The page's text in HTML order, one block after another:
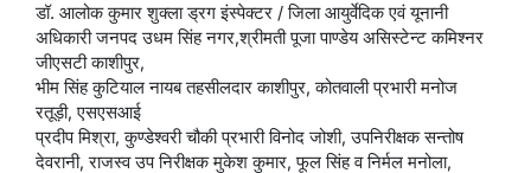
डॉ. आलोक कुमार शुक्ला ड्रग इंस्पेक्टर / जिला आयुर्वेदिक एवं यूनानी
अधिकारी जनपद उधम सिंह नगर,श्रीमती पूजा पाण्डेय असिस्टेन्ट कमिश्नर
जीएसटी काशीपुर,
भीम सिंह कुटियाल नायब तहसीलदार काशीपुर, कोतवाली प्रभारी मनोज
रतूड़ी, एसएसआई
प्रदीप मिश्रा, कुण्डेश्वरी चौकी प्रभारी विनोद जोशी, उपनिरीक्षक सन्तोष
देवरानी, राजस्व उप निरीक्षक मुकेश कुमार, फूल सिंह व निर्मल मनोला,